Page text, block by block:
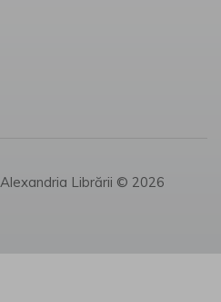
Alexandria Librării © 2026